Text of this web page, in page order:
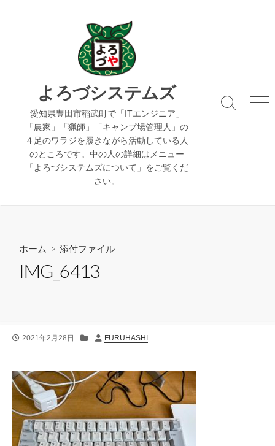
よろづシステムズ
愛知県豊田市稲武町で「ITエンジニア」
「農家」「猟師」「キャンプ場管理人」の
４足のワラジを履きながら活動している人
のところです。中の人の詳細はメニュー
「よろづシステムズについて」をご覧くだ
さい。
検
メ
ホーム > 添付ファイル
IMG_6413
公
2021年2月28日
リ
投
FURUHASHI